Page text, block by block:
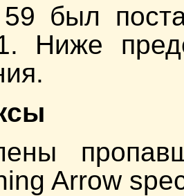
59 был
Ниже
Arrow